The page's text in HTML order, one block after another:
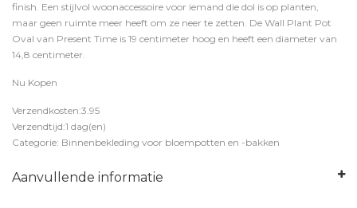
finish. Een stijlvol woonaccessoire voor iemand die dol is op planten,
maar geen ruimte meer heeft om ze neer te zetten. De Wall Plant Pot
Oval van Present Time is 19 centimeter hoog en heeft een diameter van
14,8 centimeter.
Nu Kopen
Verzendkosten:3.95
Verzendtijd:1 dag(en)
Categorie: Binnenbekleding voor bloempotten en -bakken
Aanvullende informatie